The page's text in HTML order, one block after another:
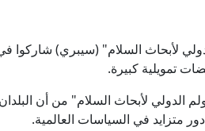
لأبحاث السلام" (سيبري) شاركوا
تمويلية كبيرة.
الدولي لأبحاث السلام" من أن
متزايد في السياسات العالمية.